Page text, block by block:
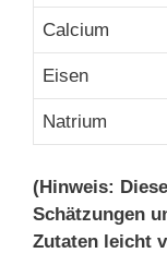
Calcium
Eisen
Natrium
(Hinweis:
Schätzungen
Zutaten leicht